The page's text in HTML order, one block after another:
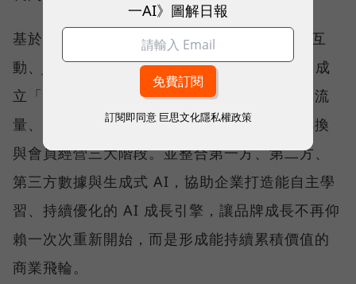
基於這樣的理念，他整合旗下 Reddoor 紅門互
動、Justar 數聚國際與 INLY 影領三大品牌，成
立「數聚集團」，並提出全台首創的「聲量、流
量、存量」行銷飛輪，串聯品牌曝光、流量轉換
與會員經營三大階段。並整合第一方、第二方、
第三方數據與生成式 AI，協助企業打造能自主學
習、持續優化的 AI 成長引擎，讓品牌成長不再仰
賴一次次重新開始，而是形成能持續累積價值的
商業飛輪。
一AI》圖解日報
訂閱即同意 巨思文化隱私權政策